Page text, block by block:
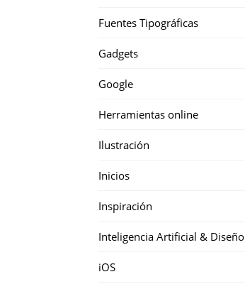
Fuentes Tipográficas
Gadgets
Google
Herramientas online
Ilustración
Inicios
Inspiración
Inteligencia Artificial & Diseño
iOS